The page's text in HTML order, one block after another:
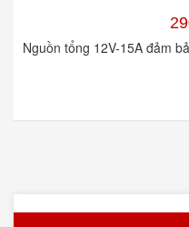
Nguồn tổng 12V-15A đảm